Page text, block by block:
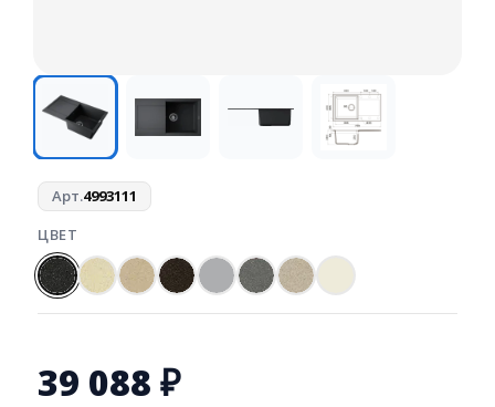
Арт.4993111
ЦВЕТ
39 088 ₽